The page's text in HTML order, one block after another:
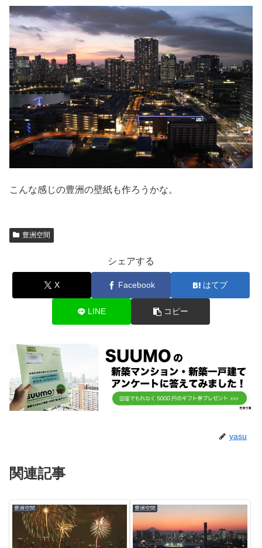
こんな感じの豊洲の壁紙も作ろうかな。
豊洲空間
シェアする
X Facebook はてブ
LINE コピー
yasu
関連記事
豊洲空間 豊洲空間